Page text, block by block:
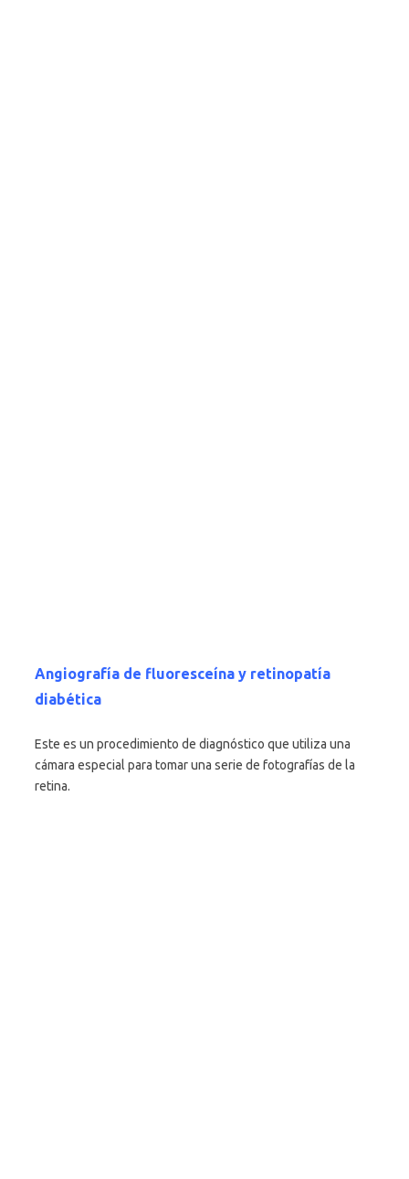
Angiografía de fluoresceína y retinopatía
diabética
Este es un procedimiento de diagnóstico que utiliza una
cámara especial para tomar una serie de fotografías de la
retina.